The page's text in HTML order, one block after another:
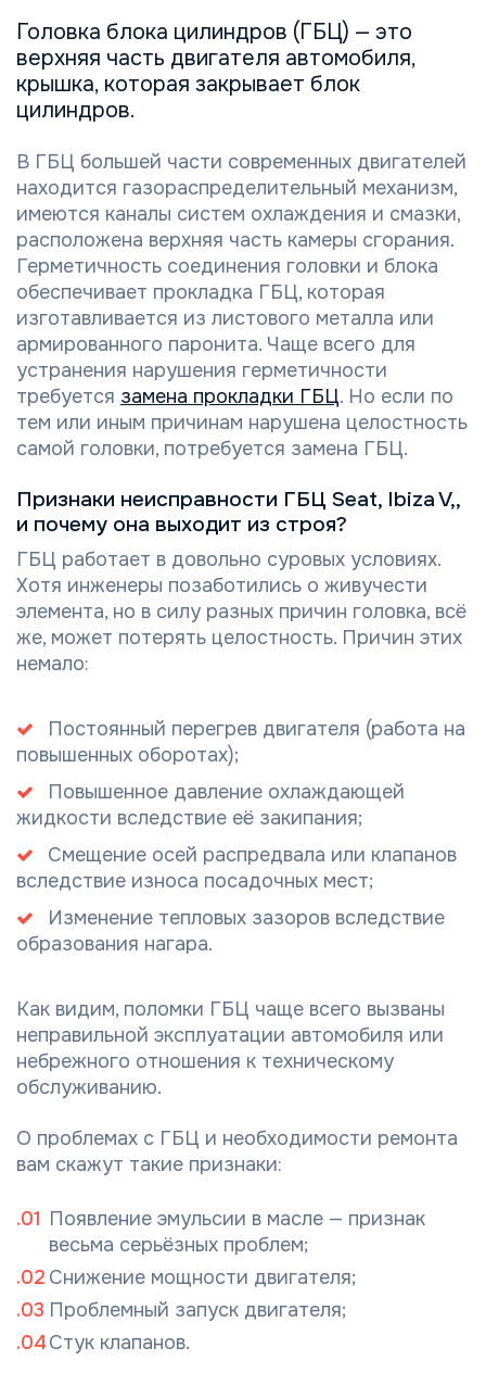
Головка блока цилиндров (ГБЦ) — это
верхняя часть двигателя автомобиля,
крышка, которая закрывает блок
цилиндров.
В ГБЦ большей части современных двигателей
находится газораспределительный механизм,
имеются каналы систем охлаждения и смазки,
расположена верхняя часть камеры сгорания.
Герметичность соединения головки и блока
обеспечивает прокладка ГБЦ, которая
изготавливается из листового металла или
армированного паронита. Чаще всего для
устранения нарушения герметичности
требуется замена прокладки ГБЦ. Но если по
тем или иным причинам нарушена целостность
самой головки, потребуется замена ГБЦ.
Признаки неисправности ГБЦ Seat, Ibiza V,,
и почему она выходит из строя?
ГБЦ работает в довольно суровых условиях.
Хотя инженеры позаботились о живучести
элемента, но в силу разных причин головка, всё
же, может потерять целостность. Причин этих
немало:
Постоянный перегрев двигателя (работа на
повышенных оборотах);
Повышенное давление охлаждающей
жидкости вследствие её закипания;
Смещение осей распредвала или клапанов
вследствие износа посадочных мест;
Изменение тепловых зазоров вследствие
образования нагара.
Как видим, поломки ГБЦ чаще всего вызваны
неправильной эксплуатации автомобиля или
небрежного отношения к техническому
обслуживанию.
О проблемах с ГБЦ и необходимости ремонта
вам скажут такие признаки:
Появление эмульсии в масле — признак
весьма серьёзных проблем;
Снижение мощности двигателя;
Проблемный запуск двигателя;
Стук клапанов.